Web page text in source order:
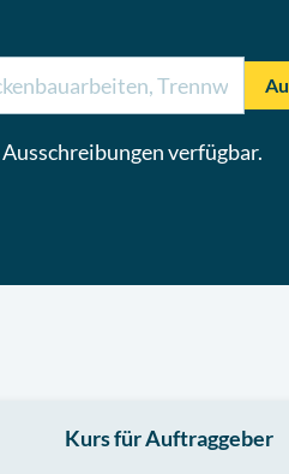
Ausschreibungen verfügbar.
Kurs für Auftraggeber